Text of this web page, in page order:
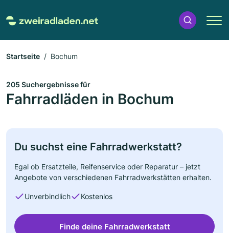
Startseite Bochum
205 Suchergebnisse für
Fahrradläden in Bochum
Du suchst eine Fahrradwerkstatt?
Egal ob Ersatzteile, Reifenservice oder Reparatur – jetzt
Angebote von verschiedenen Fahrradwerkstätten erhalten.
Unverbindlich Kostenlos
Finde deine Fahrradwerkstatt